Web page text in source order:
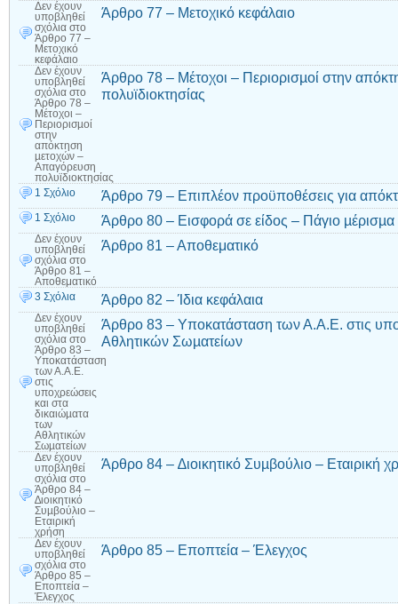
Δεν έχουν
υποβληθεί
σχόλια στο
Άρθρο 77 –
Μετοχικό
κεφάλαιο
Άρθρο 77 – Μετοχικό κεφάλαιο
Δεν έχουν
υποβληθεί
σχόλια στο
Άρθρο 78 –
Μέτοχοι –
Περιορισµοί
στην
απόκτηση
µετοχών –
Απαγόρευση
πολυϊδιοκτησίας
Άρθρο 78 – Μέτοχοι – Περιορισµοί στην
πολυϊδιοκτησίας
1 Σχόλιο Άρθρο 79 – Επιπλέον προϋποθέσεις για
1 Σχόλιο Άρθρο 80 – Εισφορά σε είδος – Πάγιο µέρισµα
Δεν έχουν
υποβληθεί
σχόλια στο
Άρθρο 81 –
Αποθεματικό
Άρθρο 81 – Αποθεματικό
3 Σχόλια Άρθρο 82 – Ίδια κεφάλαια
Δεν έχουν
υποβληθεί
σχόλια στο
Άρθρο 83 –
Υποκατάσταση
των Α.Α.Ε.
στις
υποχρεώσεις
και στα
δικαιώµατα
των
Αθλητικών
Σωµατείων
Άρθρο 83 – Υποκατάσταση των Α.Α.Ε. στις
Αθλητικών Σωµατείων
Δεν έχουν
υποβληθεί
σχόλια στο
Άρθρο 84 –
∆ιοικητικό
Συµβούλιο –
Εταιρική
χρήση
Άρθρο 84 – ∆ιοικητικό Συµβούλιο – Εταιρική
Δεν έχουν
υποβληθεί
σχόλια στο
Άρθρο 85 –
Εποπτεία –
Έλεγχος
Άρθρο 85 – Εποπτεία – Έλεγχος